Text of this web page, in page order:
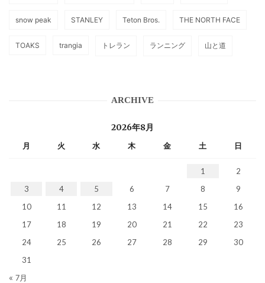
snow peak STANLEY Teton Bros. THE NORTH FACE
TOAKS trangia トレラン ランニング 山と道
ARCHIVE
2026年8月
月 火 水 木 金 土 日
1
2
3
4 5 6 7 8
9
10
11 12 13 14 15
16
17
18 19 20 21 22
23
24
25 26 27 28 29
30
31
« 7月